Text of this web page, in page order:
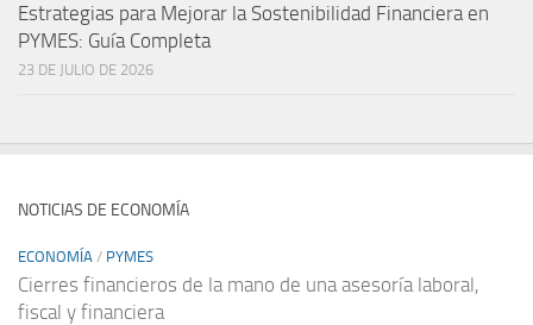
Estrategias para Mejorar la Sostenibilidad Financiera en
PYMES: Guía Completa
23 DE JULIO DE 2026
NOTICIAS DE ECONOMÍA
ECONOMÍA / PYMES
Cierres financieros de la mano de una asesoría laboral,
fiscal y financiera